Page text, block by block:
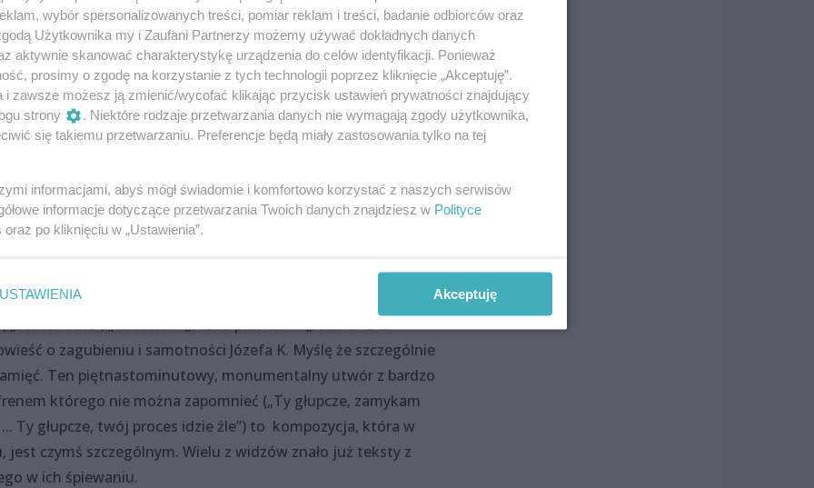
sobie na wyjście do klubu
mnie to właśnie miejsce wybrali wszyscy ci,
pewien znany polski zespół dowodzony
Dla tych którzy poznali nowy album Armii
tekstami opartymi na kanwie klasycznego
Kafki) był to wyjątkowy wieczór, bo mogli
w całości, utwór po utworze.
znali też zapewne odczuli ich wartość. Po kolei wykonane
„Statek burz”, „Katedra” i „Przed prawem” i „Anima” Bez
o zagubieniu i samotności Józefa K. Myślę że szczególnie
Ten piętnastominutowy, monumentalny utwór z bardzo
którego nie można zapomnieć („Ty głupcze, zamykam
Ty głupcze, twój proces idzie źle”) to kompozycja, która w
jest czymś szczególnym. Wielu z widzów znało już teksty z
w ich śpiewaniu.
wybór spersonalizowanych treści, pomiar reklam i treści, badanie odbiorców oraz
Użytkownika my i Zaufani Partnerzy możemy używać dokładnych danych
aktywnie skanować charakterystykę urządzenia do celów identyfikacji. Ponieważ
prosimy o zgodę na korzystanie z tych technologii poprzez kliknięcie „Akceptuję”.
i zawsze możesz ją zmienić/wycofać klikając przycisk ustawień prywatności znajdujący
strony
. Niektóre rodzaje przetwarzania danych nie wymagają zgody użytkownika,
się takiemu przetwarzaniu. Preferencje będą miały zastosowania tylko na tej
informacjami, abyś mógł świadomie i komfortowo korzystać z naszych serwisów
informacje dotyczące przetwarzania Twoich danych znajdziesz w Polityce
oraz po kliknięciu w „Ustawienia”.
USTAWIENIA Akceptuję